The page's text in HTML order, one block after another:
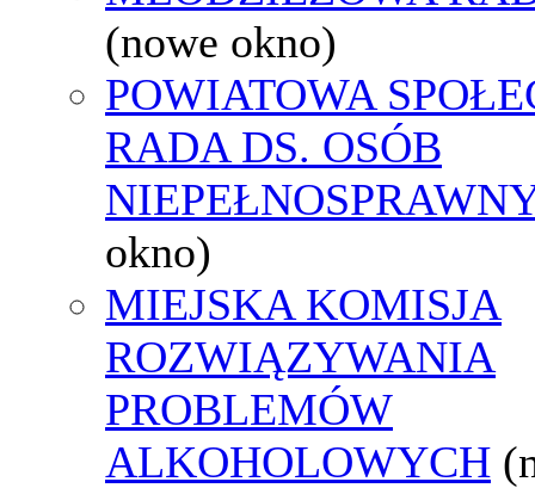
(nowe okno)
POWIATOWA
RADA DS. OSÓB
okno)
MIEJSKA KOMISJA
ROZWIĄZYWANIA
PROBLEMÓW
ALKOHOLOWYCH